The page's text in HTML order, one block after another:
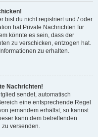
bist du nicht registriert und / oder
hat Private Nachrichten für
könnte es sein, dass der
zu verschicken, entzogen hat.
zu erhalten.
Nachrichten!
sendet, automatisch
eine entsprechende Regel
jemandem erhältst, so kannst
kann dem betreffenden
zu versenden.